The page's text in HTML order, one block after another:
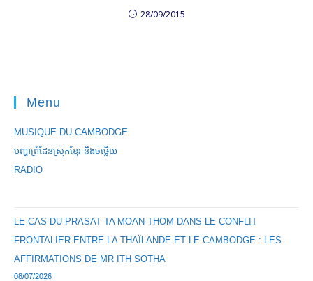
28/09/2015
Menu
MUSIQUE DU CAMBODGE
បញ្ហាព្រំដែនស្រុកខ្មែរ និងចឞ្លើយ
RADIO
LE CAS DU PRASAT TA MOAN THOM DANS LE CONFLIT
FRONTALIER ENTRE LA THAÏLANDE ET LE CAMBODGE : LES
AFFIRMATIONS DE MR ITH SOTHA
08/07/2026